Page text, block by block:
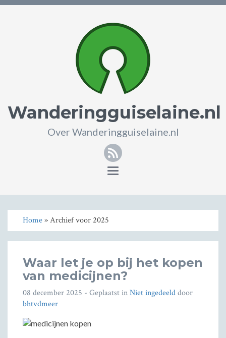
Wanderingguiselaine.nl
Over Wanderingguiselaine.nl
RSS
Toggle
Home» Archief voor 2025
Waar let je op bij het kopen
van medicijnen?
08 december 2025 - Geplaatst inNiet ingedeelddoor
bhtvdmeer